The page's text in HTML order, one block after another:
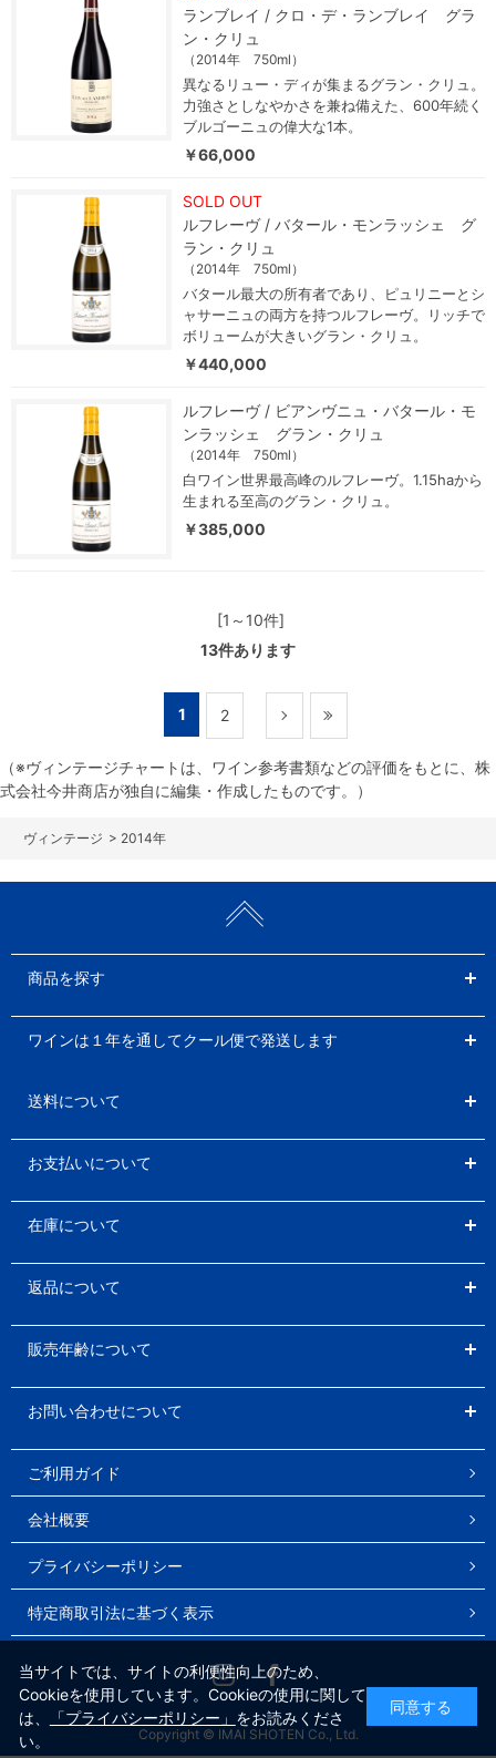
ランブレイ / クロ・デ・ランブレイ グラ
ン・クリュ
（2014年 750ml）
異なるリュー・ディが集まるグラン・クリュ。
力強さとしなやかさを兼ね備えた、600年続く
ブルゴーニュの偉大な1本。
￥66,000
SOLD OUT
ルフレーヴ / バタール・モンラッシェ グ
ラン・クリュ
（2014年 750ml）
バタール最大の所有者であり、ピュリニーとシ
ャサーニュの両方を持つルフレーヴ。リッチで
ボリュームが大きいグラン・クリュ。
￥440,000
ルフレーヴ / ビアンヴニュ・バタール・モ
ンラッシェ グラン・クリュ
（2014年 750ml）
白ワイン世界最高峰のルフレーヴ。1.15haから
生まれる至高のグラン・クリュ。
￥385,000
[1～10件]
13件あります
1 2
（※ヴィンテージチャートは、ワイン参考書類などの評価をもとに、株
式会社今井商店が独自に編集・作成したものです。）
> 2014年
商品を探す
ワインは１年を通してクール便で発送します
送料について
お支払いについて
在庫について
返品について
販売年齢について
お問い合わせについて
ご利用ガイド
会社概要
プライバシーポリシー
特定商取引法に基づく表示
Instagram
Copyright © IMAI SHOTEN Co., Ltd.
当サイトでは、サイトの利便性向上のため、
Cookieを使用しています。Cookieの使用に関して
は、
「プライバシーポリシー」 をお読みくださ
い。
同意する